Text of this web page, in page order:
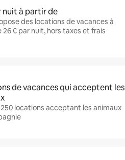
nuit à partir de
des locations de vacances à
26 € par nuit, hors taxes et frais
de vacances qui acceptent les
locations acceptant les animaux